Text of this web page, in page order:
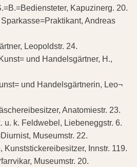
Kapuzinerg. 20.
Andreas
Leopoldstr. 24.
und Handelsgärtner, H.,
und Handelsgärtnerin, Leo¬
Anatomiestr. 23.
u. k. Feldwebel, Liebeneggstr. 6.
Museumstr. 22.
Kunststickereibesitzer, Innstr. 119.
Museumstr. 20.